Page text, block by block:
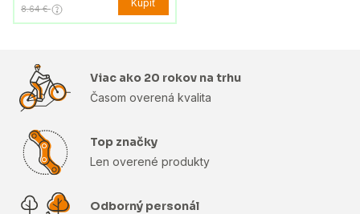
8.64 € Kúpiť
Viac ako 20 rokov na trhu
Časom overená kvalita
Top značky
Len overené produkty
Odborný personál